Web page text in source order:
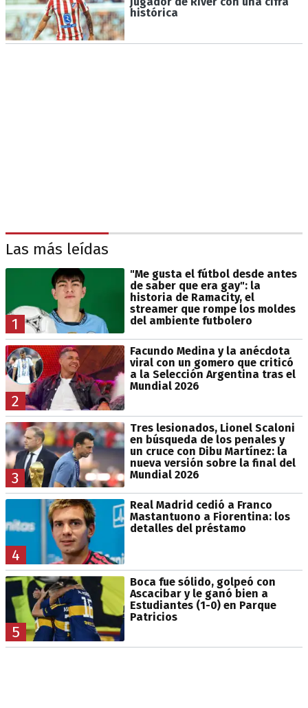
histórica
Las más leídas
1
"Me gusta el fútbol desde antes
de saber que era gay": la
historia de Ramacity, el
streamer que rompe los moldes
del ambiente futbolero
2
Facundo Medina y la anécdota
viral con un gomero que criticó
a la Selección Argentina tras el
Mundial 2026
3
Tres lesionados, Lionel Scaloni
en búsqueda de los penales y
un cruce con Dibu Martínez: la
nueva versión sobre la final del
Mundial 2026
4
Real Madrid cedió a Franco
Mastantuono a Fiorentina: los
detalles del préstamo
5
Boca fue sólido, golpeó con
Ascacibar y le ganó bien a
Estudiantes (1-0) en Parque
Patricios